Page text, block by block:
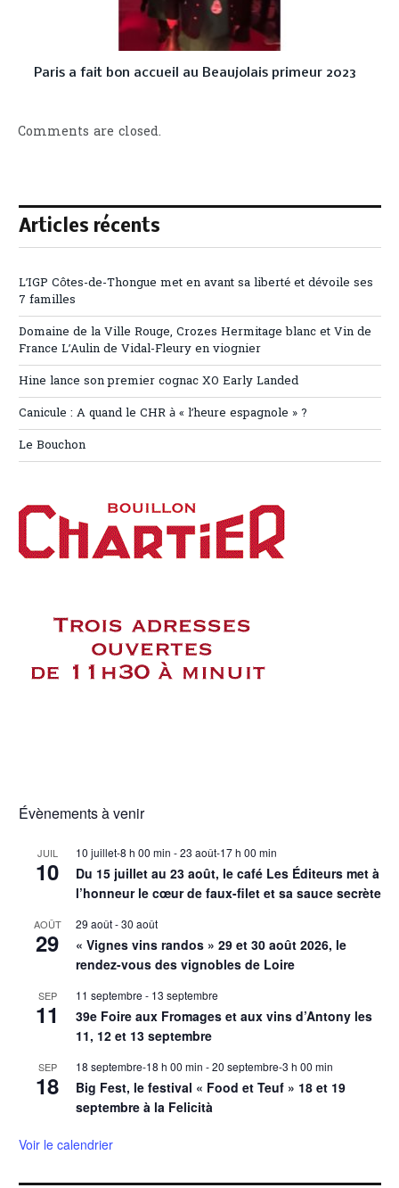
Paris a fait bon accueil au Beaujolais primeur 2023
Comments are closed.
Articles récents
L’IGP Côtes-de-Thongue met en avant sa liberté et dévoile ses
7 familles
Domaine de la Ville Rouge, Crozes Hermitage blanc et Vin de
France L’Aulin de Vidal-Fleury en viognier
Hine lance son premier cognac XO Early Landed
Canicule : A quand le CHR à « l’heure espagnole » ?
Le Bouchon
Évènements à venir
JUIL
10
10 juillet-8 h 00 min -23 août-17 h 00 min
Du 15 juillet au 23 août, le café Les Éditeurs met à
l’honneur le cœur de faux-filet et sa sauce secrète
AOÛT
29
29 août-30 août
« Vignes vins randos » 29 et 30 août 2026, le
rendez-vous des vignobles de Loire
SEP
11
11 septembre - 13 septembre
39e Foire aux Fromages et aux vins d’Antony les
11, 12 et 13 septembre
SEP
18
18 septembre-18 h 00 min -20 septembre-3 h 00 min
Big Fest, le festival « Food et Teuf » 18 et 19
septembre à la Felicità
Voir le calendrier